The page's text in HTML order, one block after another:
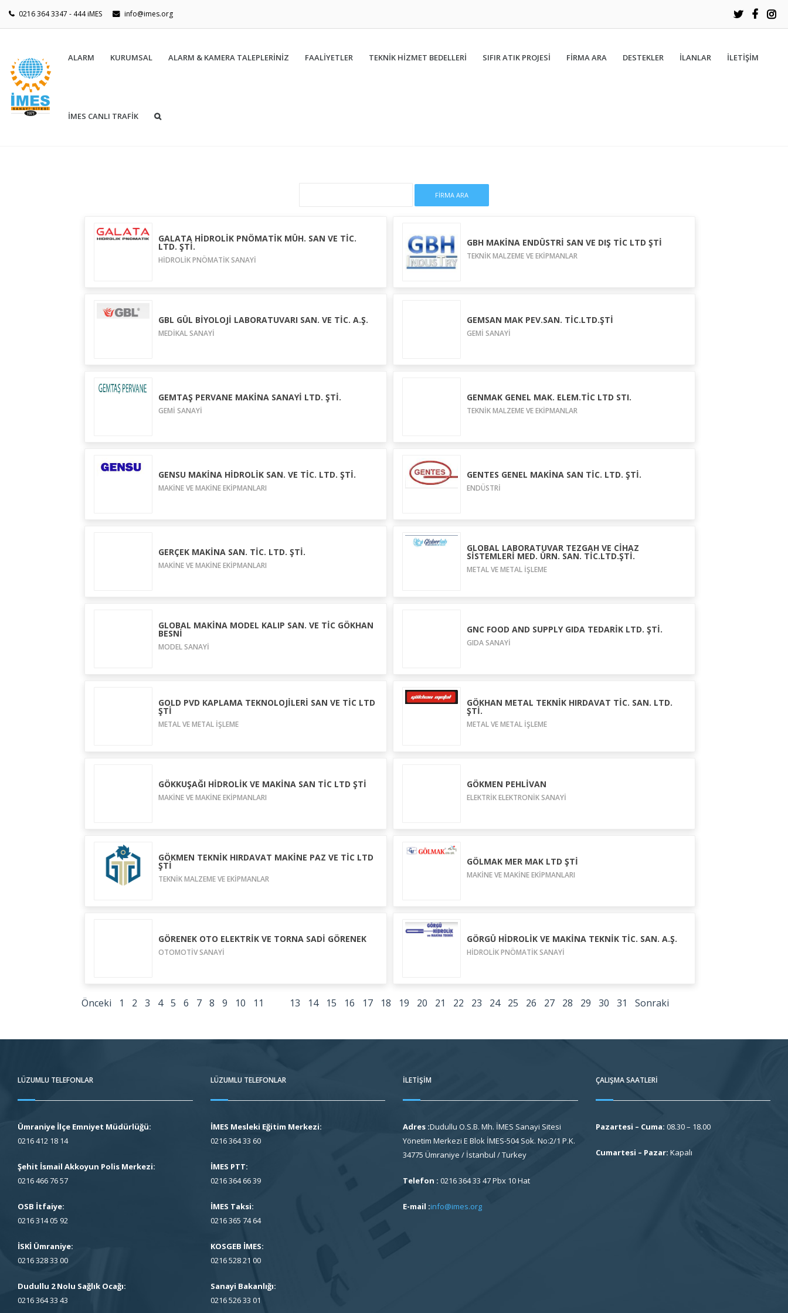
0216 364 3347 - 444 iMES info@imes.org
ALARM KURUMSAL ALARM & KAMERA TALEPLERİNİZ FAALIYETLER TEKNİK HİZMET BEDELLERİ SIFIR ATIK PROJESİ FIRMA ARA DESTEKLER İLANLAR İLETIŞIM
İMES CANLI TRAFİK
GALATA HİDROLİK PNÖMATİK MÜH. SAN VE TİC.
LTD. ŞTİ.
HİDROLİK PNÖMATİK SANAYİ
GBH MAKİNA ENDÜSTRİ SAN VE DIŞ TİC LTD ŞTİ
TEKNİK MALZEME VE EKİPMANLAR
GBL GÜL BİYOLOJİ LABORATUVARI SAN. VE TİC. A.Ş.
MEDİKAL SANAYİ
GEMSAN MAK PEV.SAN. TİC.LTD.ŞTİ
GEMİ SANAYİ
GEMTAŞ PERVANE MAKİNA SANAYİ LTD. ŞTİ.
GEMİ SANAYİ
GENMAK GENEL MAK. ELEM.TİC LTD STI.
TEKNİK MALZEME VE EKİPMANLAR
GENSU MAKİNA HİDROLİK SAN. VE TİC. LTD. ŞTİ.
MAKİNE VE MAKİNE EKİPMANLARI
GENTES GENEL MAKİNA SAN TİC. LTD. ŞTİ.
ENDÜSTRİ
GERÇEK MAKİNA SAN. TİC. LTD. ŞTİ.
MAKİNE VE MAKİNE EKİPMANLARI
GLOBAL LABORATUVAR TEZGAH VE CİHAZ
SİSTEMLERİ MED. ÜRN. SAN. TİC.LTD.ŞTİ.
METAL VE METAL İŞLEME
GLOBAL MAKİNA MODEL KALIP SAN. VE TİC GÖKHAN
BESNİ
MODEL SANAYİ
GNC FOOD AND SUPPLY GIDA TEDARİK LTD. ŞTİ.
GIDA SANAYİ
GOLD PVD KAPLAMA TEKNOLOJİLERİ SAN VE TİC LTD
ŞTİ
METAL VE METAL İŞLEME
GÖKHAN METAL TEKNİK HIRDAVAT TİC. SAN. LTD.
ŞTİ.
METAL VE METAL İŞLEME
GÖKKUŞAĞI HİDROLİK VE MAKİNA SAN TİC LTD ŞTİ
MAKİNE VE MAKİNE EKİPMANLARI
GÖKMEN PEHLİVAN
ELEKTRİK ELEKTRONİK SANAYİ
GÖKMEN TEKNİK HIRDAVAT MAKİNE PAZ VE TİC LTD
ŞTİ
TEKNİK MALZEME VE EKİPMANLAR
GÖLMAK MER MAK LTD ŞTİ
MAKİNE VE MAKİNE EKİPMANLARI
GÖRENEK OTO ELEKTRİK VE TORNA SADİ GÖRENEK
OTOMOTİV SANAYİ
GÖRGÜ HİDROLİK VE MAKİNA TEKNİK TİC. SAN. A.Ş.
HİDROLİK PNÖMATİK SANAYİ
Önceki 1 2 3 4 5 6 7 8 9 10 11 13 14 15 16 17 18 19 20 21 22 23 24 25 26 27 28 29 30 31 Sonraki
LÜZUMLU TELEFONLAR
Ümraniye İlçe Emniyet Müdürlüğü:
0216 412 18 14
Şehit İsmail Akkoyun Polis Merkezi:
0216 466 76 57
OSB İtfaiye:
0216 314 05 92
İSKİ Ümraniye:
0216 328 33 00
Dudullu 2 Nolu Sağlık Ocağı:
0216 364 33 43
LÜZUMLU TELEFONLAR
İMES Mesleki Eğitim Merkezi:
0216 364 33 60
İMES PTT:
0216 364 66 39
İMES Taksi:
0216 365 74 64
KOSGEB İMES:
0216 528 21 00
Sanayi Bakanlığı:
0216 526 33 01
İLETIŞIM
Adres :Dudullu O.S.B. Mh. İMES Sanayi Sitesi
Yönetim Merkezi E Blok İMES-504 Sok. No:2/1 P.K.
34775 Ümraniye / İstanbul / Turkey
Telefon : 0216 364 33 47 Pbx 10 Hat
E-mail :info@imes.org
ÇALIŞMA SAATLERI
Pazartesi – Cuma: 08.30 – 18.00
Cumartesi – Pazar: Kapalı